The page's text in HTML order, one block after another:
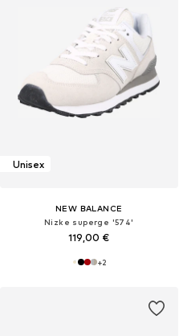
Unisex
NEW BALANCE
Nizke superge '574'
119,00 €
+2